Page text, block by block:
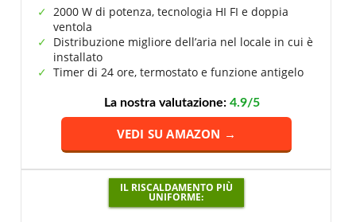
2000 W di potenza, tecnologia HI FI e doppia
ventola
Distribuzione migliore dell’aria nel locale in cui è
installato
Timer di 24 ore, termostato e funzione antigelo
La nostra valutazione: 4.9/5
VEDI SU AMAZON →
IL RISCALDAMENTO PIÙ
UNIFORME: